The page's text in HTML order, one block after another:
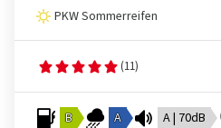
PKW Sommerreifen
(11)
B A A | 70dB